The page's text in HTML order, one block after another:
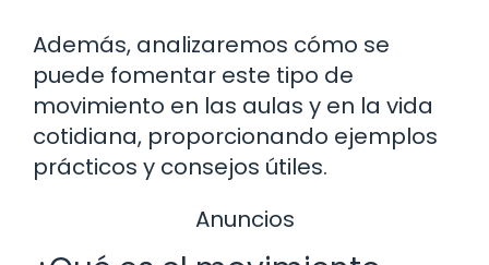
Además, analizaremos cómo se
puede fomentar este tipo de
movimiento en las aulas y en la vida
cotidiana, proporcionando ejemplos
prácticos y consejos útiles.
Anuncios